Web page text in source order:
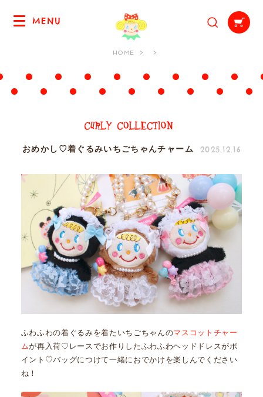
MENU
HOME
おめかし♡着ぐるみいちごちゃんチャーム 2025.12.16
ふわふわの着ぐるみを着たいちごちゃんのマスコットチャー
ムが再入荷♡レースでお作りしたふわふわヘッドドレスがポ
イント♡バッグにつけて一緒におでかけを楽しんでください
ね！